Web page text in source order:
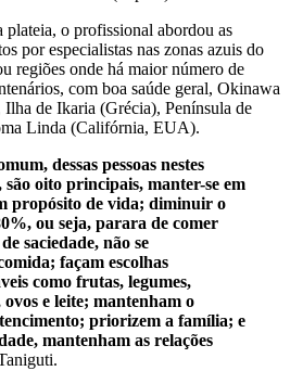
plateia, o profissional abordou as
por especialistas nas zonas azuis do
regiões onde há maior número de
com boa saúde geral, Okinawa
Ilha de Ikaria (Grécia), Península de
Linda (Califórnia, EUA).
dessas pessoas nestes
são oito principais, manter-se em
propósito de vida; diminuir o
ou seja, parara de comer
saciedade, não se
façam escolhas
como frutas, legumes,
e leite; mantenham o
priorizem a família; e
mantenham as relações